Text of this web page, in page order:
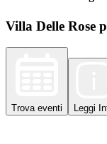
Villa Delle Rose
Trova eventi Leggi